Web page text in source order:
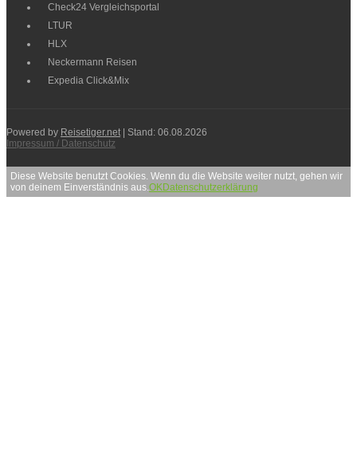
Check24 Vergleichsportal
LTUR
HLX
Neckermann Reisen
Expedia Click&Mix
Powered by Reisetiger.net | Stand: 06.08.2026
Impressum / Datenschutz
Diese Website benutzt Cookies. Wenn du die Website weiter nutzt, gehen wir
von deinem Einverständnis aus.OKDatenschutzerklärung